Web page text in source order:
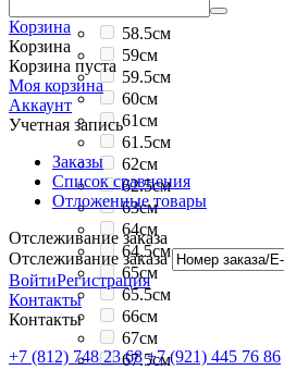
58.5см
59см
59.5см
60см
61см
61.5см
62см
62.5см
63см
64см
64.5см
65см
65.5см
66см
67см
67.5см
Корзина
Корзина
Корзина пуста
Моя корзина
Аккаунт
Учетная запись
Заказы
Список сравнения
Отложенные товары
Отслеживание заказа
Отслеживание заказа
ВойтиРегистрация
Контакты
Контакты
+7 (812) 748 23 68 +7 (921) 445 76 86